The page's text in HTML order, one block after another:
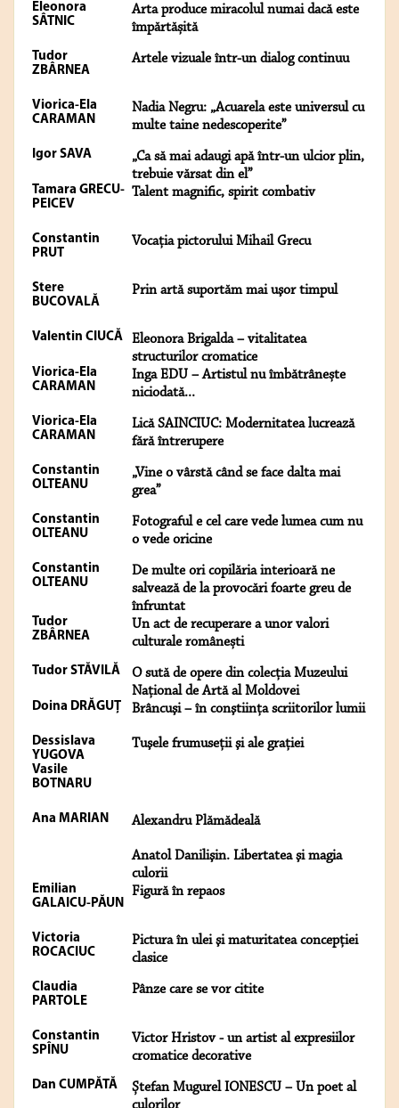
Eleonora
SÂTNIC
Arta produce miracolul numai dacă este
împărtășită
Tudor
ZBÂRNEA
Artele vizuale într-un dialog continuu
Viorica-Ela
CARAMAN
Nadia Negru: „Acuarela este universul cu
multe taine nedescoperite”
Igor SAVA
„Ca să mai adaugi apă într-un ulcior plin,
trebuie vărsat din el”
Tamara GRECU-
PEICEV
Talent magnific, spirit combativ
Constantin
PRUT
Vocaţia pictorului Mihail Grecu
Stere
BUCOVALĂ
Prin artă suportăm mai uşor timpul
Valentin CIUCĂ
Eleonora Brigalda – vitalitatea
structurilor cromatice
Viorica-Ela
CARAMAN
Inga EDU – Artistul nu îmbătrânește
niciodată...
Viorica-Ela
CARAMAN
Lică SAINCIUC: Modernitatea lucrează
fără întrerupere
Constantin
OLTEANU
„Vine o vârstă când se face dalta mai
grea”
Constantin
OLTEANU
Fotograful e cel care vede lumea cum nu
o vede oricine
Constantin
OLTEANU
De multe ori copilăria interioară ne
salvează de la provocări foarte greu de
înfruntat
Tudor
ZBÂRNEA
Un act de recuperare a unor valori
culturale românești
Tudor STĂVILĂ
O sută de opere din colecția Muzeului
Național de Artă al Moldovei
Doina DRĂGUŢ Brâncuşi – în conştiinţa scriitorilor lumii
Dessislava
YUGOVA
Vasile
BOTNARU
Tuşele frumuseţii şi ale graţiei
Ana MARIAN Alexandru Plămădeală
Anatol Danilişin. Libertatea şi magia
culorii
Emilian
GALAICU-PĂUN
Figură în repaos
Victoria
ROCACIUC
Pictura în ulei şi maturitatea concepţiei
clasice
Claudia
PARTOLE
Pânze care se vor citite
Constantin
SPÎNU
Victor Hristov - un artist al expresiilor
cromatice decorative
Dan CUMPĂTĂ
Ștefan Mugurel IONESCU – Un poet al